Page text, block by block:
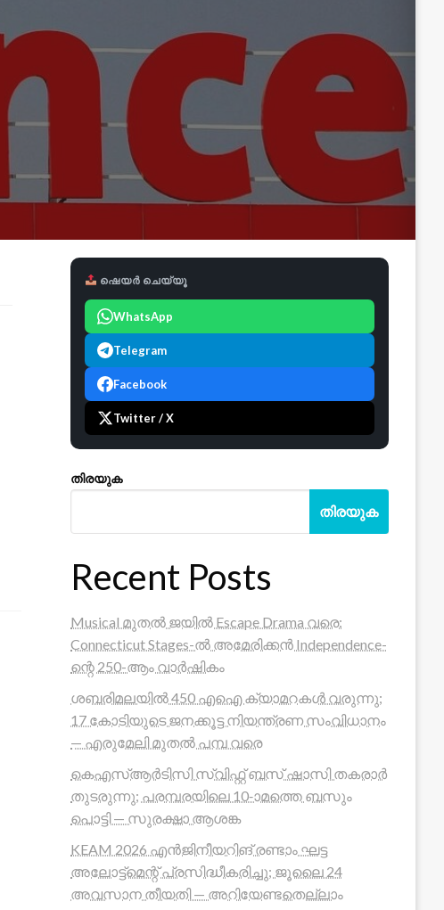
ഷെയർ ചെയ്യൂ
WhatsApp
Telegram
Facebook
Twitter / X
തിരയുക
തിരയുക
Recent Posts
Musical മുതൽ ജയിൽ Escape Drama വരെ:
Connecticut Stages-ൽ അമേരിക്കൻ Independence-
ന്റെ 250-ആം വാർഷികം
ശബരിമലയിൽ 450 എഐ ക്യാമറകൾ വരുന്നു;
17 കോടിയുടെ ജനക്കൂട്ട നിയന്ത്രണ സംവിധാനം
— എരുമേലി മുതൽ പമ്പ വരെ
കെഎസ്ആർടിസി സ്വിഫ്റ്റ് ബസ് ഷാസി തകരാർ
തുടരുന്നു; പരമ്പരയിലെ 10-ാമത്തെ ബസും
പൊട്ടി — സുരക്ഷാ ആശങ്ക
KEAM 2026 എൻജിനീയറിങ് രണ്ടാം ഘട്ട
അലോട്ട്മെന്റ് പ്രസിദ്ധീകരിച്ചു; ജൂലൈ 24
അവസാന തീയതി — അറിയേണ്ടതെല്ലാം